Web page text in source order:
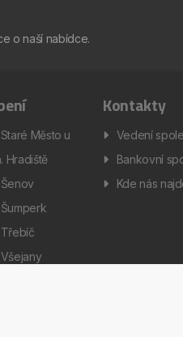
o naší nabídce.
Staré Město u
Hradiště
Šenov
Šumperk
Třebíč
Všejany
Kontakty
Vedení
Bankovní
Kde nás